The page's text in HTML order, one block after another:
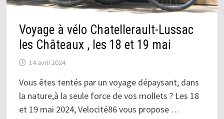
Voyage à vélo Chatellerault-Lussac
les Châteaux , les 18 et 19 mai
14 avril 2024
Vous êtes tentés par un voyage dépaysant, dans
la nature,à la seule force de vos mollets ? Les 18
et 19 mai 2024, Velocité86 vous propose …